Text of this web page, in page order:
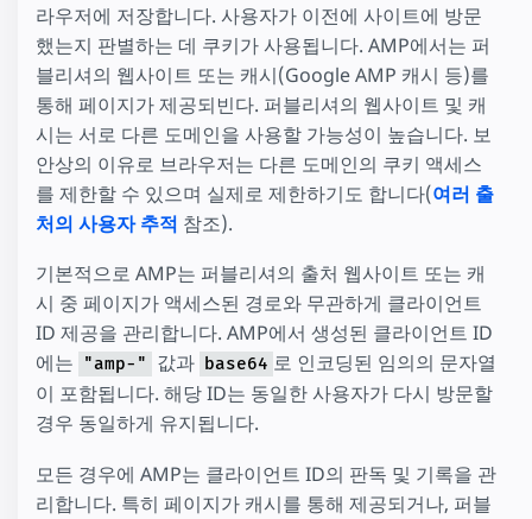
라우저에 저장합니다. 사용자가 이전에 사이트에 방문
했는지 판별하는 데 쿠키가 사용됩니다. AMP에서는 퍼
블리셔의 웹사이트 또는 캐시(Google AMP 캐시 등)를
통해 페이지가 제공되빈다. 퍼블리셔의 웹사이트 및 캐
시는 서로 다른 도메인을 사용할 가능성이 높습니다. 보
안상의 이유로 브라우저는 다른 도메인의 쿠키 액세스
를 제한할 수 있으며 실제로 제한하기도 합니다(여러 출
처의 사용자 추적 참조).
기본적으로 AMP는 퍼블리셔의 출처 웹사이트 또는 캐
시 중 페이지가 액세스된 경로와 무관하게 클라이언트
ID 제공을 관리합니다. AMP에서 생성된 클라이언트 ID
에는
"amp-" 값과 base64 로 인코딩된 임의의 문자열
이 포함됩니다. 해당 ID는 동일한 사용자가 다시 방문할
경우 동일하게 유지됩니다.
모든 경우에 AMP는 클라이언트 ID의 판독 및 기록을 관
리합니다. 특히 페이지가 캐시를 통해 제공되거나, 퍼블